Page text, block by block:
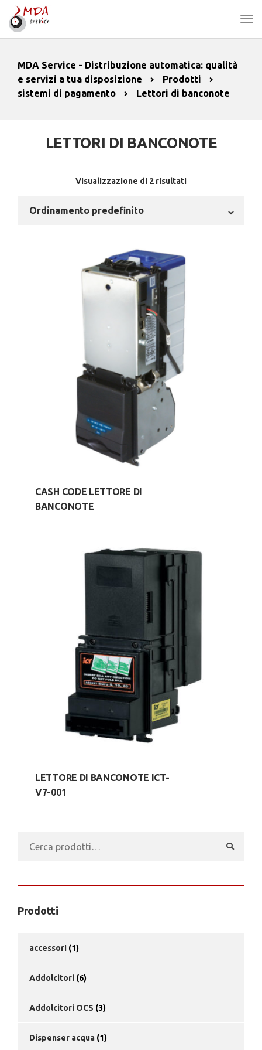
MDA Service - Distribuzione automatica: qualità
e servizi a tua disposizione
Prodotti
sistemi di pagamento
Lettori di banconote
LETTORI DI BANCONOTE
Visualizzazione di 2 risultati
CASH CODE LETTORE DI
BANCONOTE
LETTORE DI BANCONOTE ICT-
V7-001
Prodotti
accessori (1)
Addolcitori (6)
Addolcitori OCS (3)
Dispenser acqua (1)